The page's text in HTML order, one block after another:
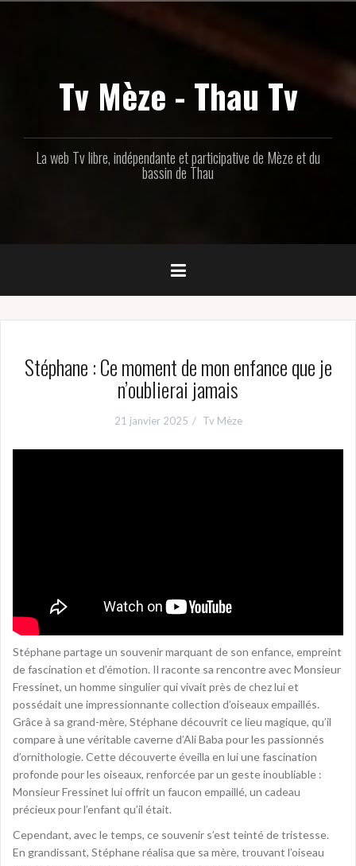
Tv Mèze - Thau Tv
La web Tv libre, indépendante et participative de Mèze et du
bassin de Thau
Stéphane : Ce moment de mon enfance que je
n’oublierai jamais
21 janvier 2025 Tv Mèze
Stéphane partage un souvenir marquant de son enfance, empreint
de fascination et d’émotion. Il raconte sa rencontre avec Monsieur
Fressinet, un homme singulier qui vivait près de chez lui et
possédait une impressionnante collection d’oiseaux empaillés.
Grâce à sa grand-mère, Stéphane découvrit ce lieu magique, qu’il
compare à une véritable caverne d’Ali Baba pour les passionnés
d’ornithologie. Cette découverte éveilla en lui une fascination
profonde pour les oiseaux, renforcée par un geste inoubliable :
Monsieur Fressinet lui offrit un faucon empaillé, un cadeau
précieux pour l’enfant qu’il était.
Cependant, avec le temps, ce souvenir s’est teinté de tristesse.
En grandissant, Stéphane réalisa que sa mère, trouvant l’oiseau